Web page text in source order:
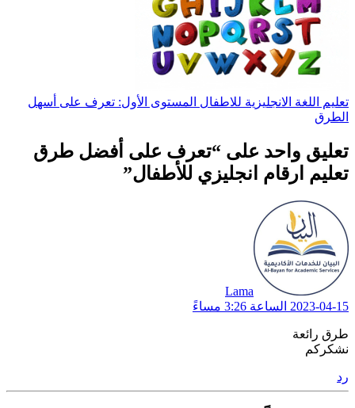
تعليم اللغة الانجليزية للاطفال المستوى الأول: تعرف على أسهل
الطرق
تعليق واحد على “تعرف على أفضل طرق
تعليم ارقام انجليزي للأطفال”
Lama
2023-04-15 الساعة 3:26 مساءً
طرق رائعة
نشكركم
رد